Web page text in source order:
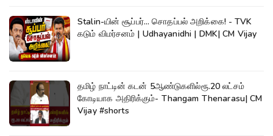
Stalin-யின் சூப்பர்... சொதப்பல் அறிக்கை! - TVK
கடும் விமர்சனம் | Udhayanidhi | DMK| CM Vijay
தமிழ் நாட்டின் கடன் 5ஆண்டுகளில்ரூ.20 லட்சம்
கோடியாக அதிரிக்கும்- Thangam Thenarasu| CM
Vijay #shorts